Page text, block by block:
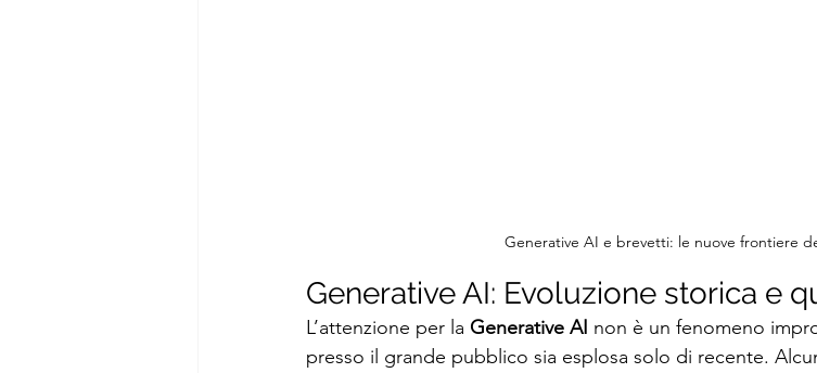
Generative AI e brevetti: le nuove frontiere
Generative AI: Evoluzione storica e
L’attenzione per la Generative AI non è un fenomeno
presso il grande pubblico sia esplosa solo di recente.